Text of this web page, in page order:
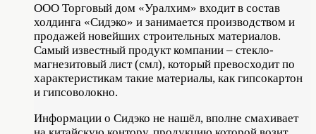
ООО Торговый дом «Уралхим» входит в состав
холдинга «Сидэко» и занимается производством и
продажей новейших строительных материалов.
Самый известный продукт компании – стекло-
магнезитовый лист (смл), который превосходит по
характеристикам такие материалы, как гипсокартон
и гипсоволокно.
Информации о Сидэко не нашёл, вполне смахивает